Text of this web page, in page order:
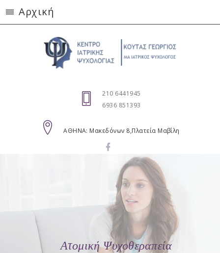
Αρχική
210 6441945
6936 851393
AΘΗΝΑ: Μακεδόνων 8,Πλατεία Μαβίλη
Ατομική Ψυχοθεραπεία